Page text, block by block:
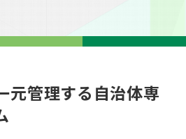
元管理する自治体専